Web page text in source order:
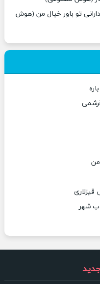
تو باور خیال من (هوش
شهر